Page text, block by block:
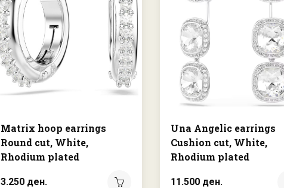
Matrix hoop earrings
Round cut, White,
Rhodium plated
3.250 ден.
Una Angelic earrings
Cushion cut, White,
Rhodium plated
11.500 ден.